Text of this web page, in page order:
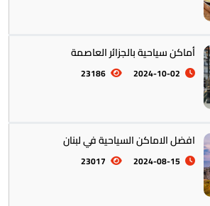
أماكن سياحية بالجزائر العاصمة
2024-10-02
23186
افضل الاماكن السياحية في لبنان
2024-08-15
23017